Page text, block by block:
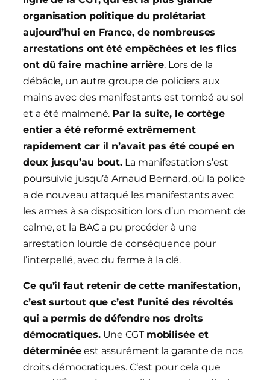
organisation politique du prolétariat
aujourd’hui en France, de nombreuses
arrestations ont été empêchées et les flics
ont dû faire machine arrière. Lors de la
débâcle, un autre groupe de policiers aux
mains avec des manifestants est tombé au sol
et a été malmené. Par la suite, le cortège
entier a été reformé extrêmement
rapidement car il n’avait pas été coupé en
deux jusqu’au bout. La manifestation s’est
poursuivie jusqu’à Arnaud Bernard, où la police
a de nouveau attaqué les manifestants avec
les armes à sa disposition lors d’un moment de
calme, et la BAC a pu procéder à une
arrestation lourde de conséquence pour
l’interpellé, avec du ferme à la clé.
Ce qu’il faut retenir de cette manifestation,
c’est surtout que c’est l’unité des révoltés
qui a permis de défendre nos droits
démocratiques.Une CGT mobilisée et
déterminée est assurément la garante de nos
droits démocratiques. C‘est pour cela que